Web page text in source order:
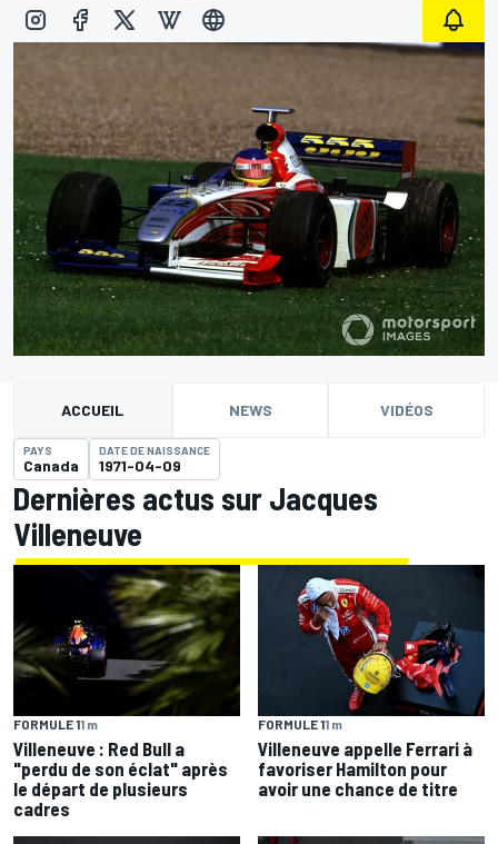
ACCUEIL NEWS VIDÉOS
PAYS
Canada
DATE DE NAISSANCE
1971-04-09
Dernières actus sur Jacques
Villeneuve
FORMULE 11 m
Villeneuve : Red Bull a
"perdu de son éclat" après
le départ de plusieurs
cadres
FORMULE 11 m
Villeneuve appelle Ferrari à
favoriser Hamilton pour
avoir une chance de titre